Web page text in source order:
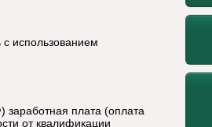
использованием
заработная плата (оплата
от квалификации